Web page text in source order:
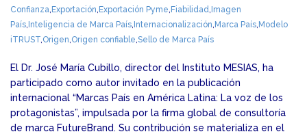
Confianza, Exportación, Exportación Pyme, Fiabilidad, Imagen
País, Inteligencia de Marca País, Internacionalización, Marca País, Modelo
iTRUST,Origen,Origen confiable,Sello de Marca País
El Dr. José María Cubillo, director del Instituto MESIAS, ha
participado como autor invitado en la publicación
internacional “Marcas País en América Latina: La voz de los
protagonistas”, impulsada por la firma global de consultoría
de marca FutureBrand. Su contribución se materializa en el